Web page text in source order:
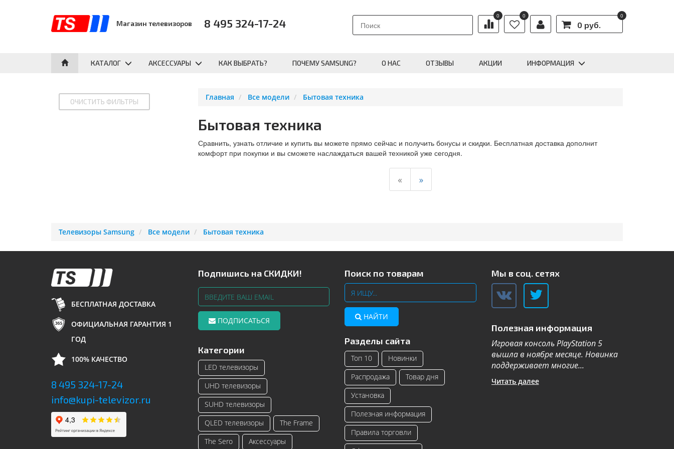
Магазин телевизоров 8 495 324-17-24
0 0
0 руб.
0
КАТАЛОГ АКСЕССУАРЫ КАК ВЫБРАТЬ? ПОЧЕМУ SAMSUNG? О НАС ОТЗЫВЫ АКЦИИ ИНФОРМАЦИЯ
Главная Все модели Бытовая техника
Бытовая техника
Сравнить, узнать отличие и купить вы можете прямо сейчас и получить бонусы и скидки. Бесплатная доставка дополнит
комфорт при покупки и вы сможете наслаждаться вашей техникой уже сегодня.
« »
Телевизоры Samsung Все модели Бытовая техника
БЕСПЛАТНАЯ ДОСТАВКА
ОФИЦИАЛЬНАЯ ГАРАНТИЯ 1
ГОД
100% КАЧЕСТВО
8 495 324-17-24
info@kupi-televizor.ru
Подпишись на СКИДКИ!
ПОДПИСАТЬСЯ
Категории
LED телевизоры
UHD телевизоры
SUHD телевизоры
QLED телевизоры
The Frame
The Sero
Аксессуары
Поиск по товарам
НАЙТИ
Разделы сайта
Топ 10
Новинки
Распродажа
Товар дня
Установка
Полезная информация
Правила торговли
Мы в соц. сетях
Полезная информация
Телевизоры Samsung с изогнутым
экраном – инновационные модели
телевизоро...
Читать далее
Читать далее
Игровая консоль PlayStation 5
вышла в ноябре месяце. Новинка
поддерживает многие...
Читать далее